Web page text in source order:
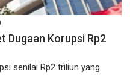
Dugaan Korupsi Rp2
senilai Rp2 triliun yang